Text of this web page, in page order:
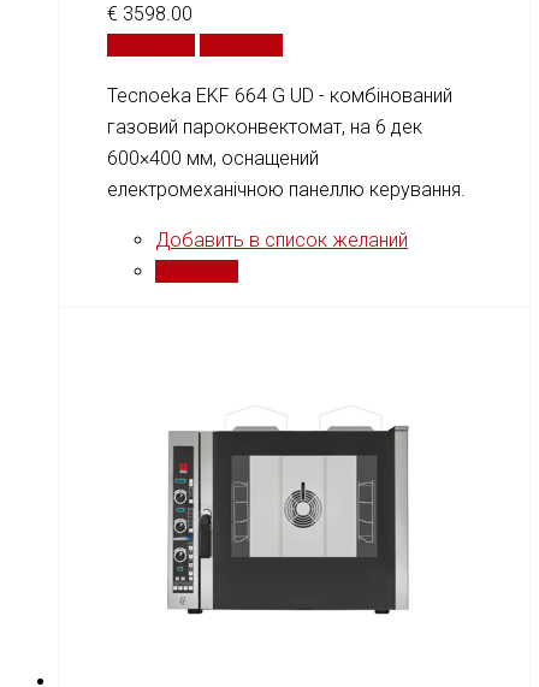
€ 3598.00
Tecnoeka EKF 664 G UD - комбінований
газовий пароконвектомат, на 6 дек
600×400 мм, оснащений
електромеханічною панеллю керування.
Добавить в список желаний